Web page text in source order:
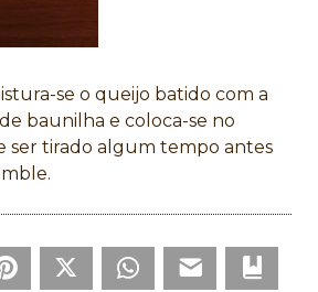
se o queijo batido com a
baunilha e coloca-se no
ser tirado algum tempo antes
Pinterest Twitter WhatsApp